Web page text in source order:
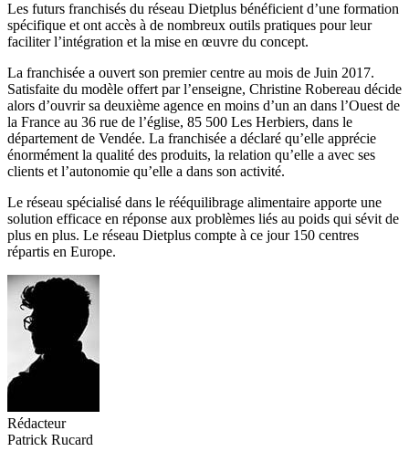
Les futurs franchisés du réseau Dietplus bénéficient d’une formation
spécifique et ont accès à de nombreux outils pratiques pour leur
faciliter l’intégration et la mise en œuvre du concept.
La franchisée a ouvert son premier centre au mois de Juin 2017.
Satisfaite du modèle offert par l’enseigne, Christine Robereau décide
alors d’ouvrir sa deuxième agence en moins d’un an dans l’Ouest de
la France au 36 rue de l’église, 85 500 Les Herbiers, dans le
département de Vendée. La franchisée a déclaré qu’elle apprécie
énormément la qualité des produits, la relation qu’elle a avec ses
clients et l’autonomie qu’elle a dans son activité.
Le réseau spécialisé dans le rééquilibrage alimentaire apporte une
solution efficace en réponse aux problèmes liés au poids qui sévit de
plus en plus. Le réseau Dietplus compte à ce jour 150 centres
répartis en Europe.
Rédacteur
Patrick Rucard